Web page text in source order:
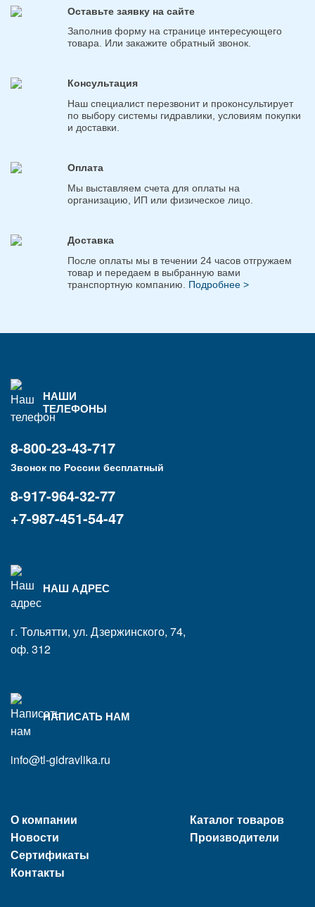
Оставьте заявку на сайте
Заполнив форму на странице интересующего
товара. Или закажите обратный звонок.
Консультация
Наш специалист перезвонит и проконсультирует
по выбору системы гидравлики, условиям покупки
и доставки.
Оплата
Мы выставляем счета для оплаты на
организацию, ИП или физическое лицо.
Доставка
После оплаты мы в течении 24 часов отгружаем
товар и передаем в выбранную вами
транспортную компанию. Подробнее >
НАШИ
ТЕЛЕФОНЫ
8-800-23-43-717
Звонок по России бесплатный
8-917-964-32-77
+7-987-451-54-47
НАШ АДРЕС
г. Тольятти, ул. Дзержинского, 74,
оф. 312
НАПИСАТЬ НАМ
info@tl-gidravlika.ru
О компании
Новости
Сертификаты
Контакты
Каталог товаров
Производители